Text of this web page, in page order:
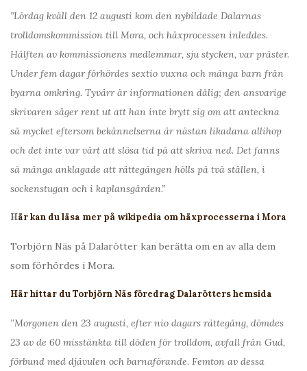
”Lördag kväll den 12 augusti kom den nybildade Dalarnas
trolldomskommission till Mora, och häxprocessen inleddes.
Hälften av kommissionens medlemmar, sju stycken, var präster.
Under fem dagar förhördes sextio vuxna och många barn från
byarna omkring. Tyvärr är informationen dålig; den ansvarige
skrivaren säger rent ut att han inte brytt sig om att anteckna
så mycket eftersom bekännelserna är nästan likadana allihop
och det inte var värt att slösa tid på att skriva ned. Det fanns
så många anklagade att rättegången hölls på två ställen, i
sockenstugan och i kaplansgården.”
Här kan du läsa mer på wikipedia om häxprocesserna i Mora
Torbjörn Näs på Dalarötter kan berätta om en av alla dem
som förhördes i Mora.
Här hittar du Torbjörn Näs föredrag Dalarötters hemsida
”Morgonen den 23 augusti, efter nio dagars rättegång, dömdes
23 av de 60 misstänkta till döden för trolldom, avfall från Gud,
förbund med djävulen och barnaförande. Femton av dessa